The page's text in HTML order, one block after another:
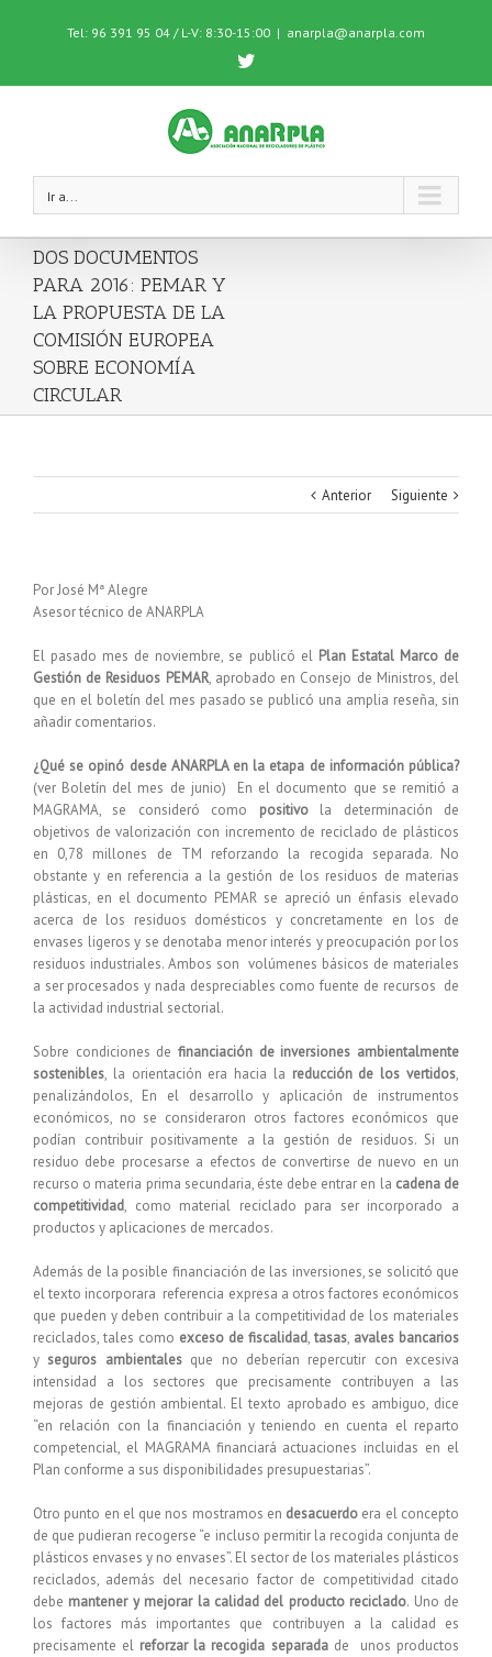
Tel: 96 391 95 04 / L-V: 8:30-15:00 | anarpla@anarpla.com
Twitter
Ir a...
DOS DOCUMENTOS
PARA 2016: PEMAR Y
LA PROPUESTA DE LA
COMISIÓN EUROPEA
SOBRE ECONOMÍA
CIRCULAR
Anterior Siguiente
Por José Mª Alegre
Asesor técnico de ANARPLA
El pasado mes de noviembre, se publicó el Plan Estatal Marco de
Gestión de Residuos PEMAR, aprobado en Consejo de Ministros, del
que en el boletín del mes pasado se publicó una amplia reseña, sin
añadir comentarios.
¿Qué se opinó desde ANARPLA en la etapa de información pública?
(ver Boletín del mes de junio) En el documento que se remitió a
MAGRAMA, se consideró como positivola determinación de
objetivos de valorización con incremento de reciclado de plásticos
en 0,78 millones de TM reforzando la recogida separada. No
obstante y en referencia a la gestión de los residuos de materias
plásticas, en el documento PEMAR se apreció un énfasis elevado
acerca de los residuos domésticos y concretamente en los de
envases ligeros y se denotaba menor interés y preocupación por los
residuos industriales. Ambos son volúmenes básicos de materiales
a ser procesados y nada despreciables como fuente de recursos de
la actividad industrial sectorial.
Sobre condiciones de financiación de inversiones ambientalmente
sostenibles, la orientación era hacia la reducción de los vertidos,
penalizándolos, En el desarrollo y aplicación de instrumentos
económicos, no se consideraron otros factores económicos que
podían contribuir positivamente a la gestión de residuos. Si un
residuo debe procesarse a efectos de convertirse de nuevo en un
recurso o materia prima secundaria, éste debe entrar en la cadena de
competitividad, como material reciclado para ser incorporado a
productos y aplicaciones de mercados.
Además de la posible financiación de las inversiones, se solicitó que
el texto incorporara referencia expresa a otros factores económicos
que pueden y deben contribuir a la competitividad de los materiales
reciclados, tales como exceso de fiscalidad, tasas, avales bancarios
y seguros ambientalesque no deberían repercutir con excesiva
intensidad a los sectores que precisamente contribuyen a las
mejoras de gestión ambiental. El texto aprobado es ambiguo, dice
“en relación con la financiación y teniendo en cuenta el reparto
competencial, el MAGRAMA financiará actuaciones incluidas en el
Plan conforme a sus disponibilidades presupuestarias”.
Otro punto en el que nos mostramos en desacuerdo era el concepto
de que pudieran recogerse “e incluso permitir la recogida conjunta de
plásticos envases y no envases”. El sector de los materiales plásticos
reciclados, además del necesario factor de competitividad citado
debe mantener y mejorar la calidad del producto reciclado. Uno de
los factores más importantes que contribuyen a la calidad es
precisamente el reforzar la recogida separadade unos productos